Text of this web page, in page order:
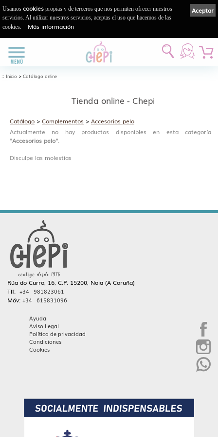
:: Inicio > Catálogo online
Tienda online - Chepi
Catálogo > Complementos > Accesorios pelo
Actualmente no hay productos disponibles en esta categoría
"Accesorios pelo".
Disculpe las molestias
Rúa do Curro, 16, C.P. 15200, Noia (A Coruña)
Tlf: +34 981823061
Móv: +34 615831096
Ayuda
Aviso Legal
Política de privacidad
Condiciones
Cookies
Aceptar
Usamos cookies propias y de terceros que nos permiten ofrecer nuestros
servicios. Al utilizar nuestros servicios, aceptas el uso que hacemos de las
cookies.
Más información